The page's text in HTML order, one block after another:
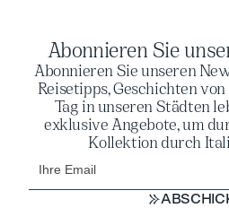
Abonnieren Sie
Abonnieren Sie unseren
Reisetipps, Geschichten
Tag in unseren Städten
exklusive Angebote, um
Kollektion durch